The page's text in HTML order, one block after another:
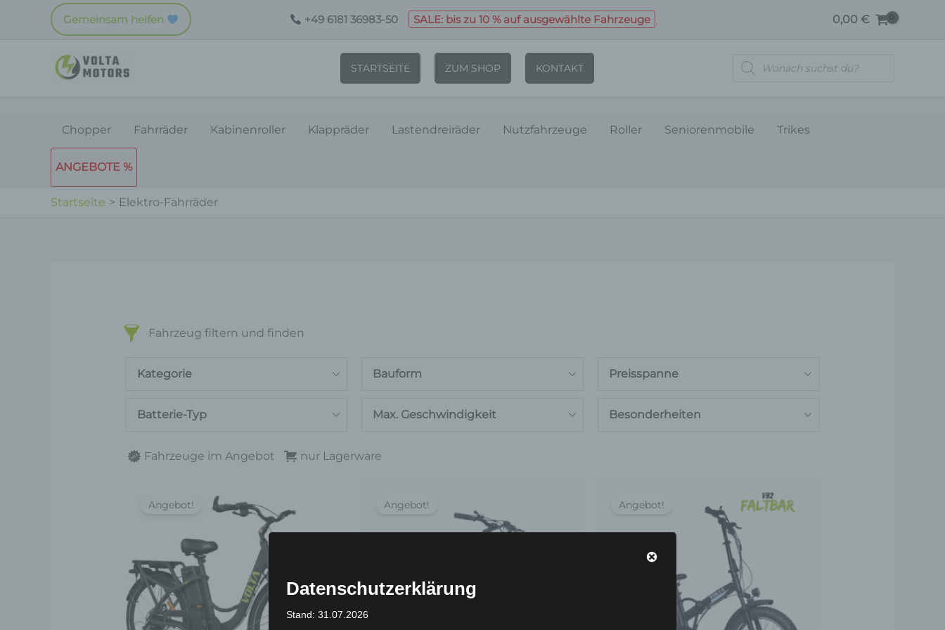
Gemeinsam helfen +49 6181 36983-50 SALE: bis zu 10 % auf ausgewählte Fahrzeuge 0,00 €
STARTSEITE ZUM SHOP KONTAKT
Products
search
Chopper Fahrräder Kabinenroller Klappräder Lastendreiräder Nutzfahrzeuge Roller Seniorenmobile Trikes
ANGEBOTE %
Startseite Elektro-Fahrräder
Fahrzeug filtern und finden
Kategorie Bauform Preisspanne
Batterie-Typ Max. Geschwindigkeit Besonderheiten
Fahrzeuge im Angebot nur Lagerware
Angebot!
Preis
war:
ist:
2.069,00 €.
Angebot!
Preis
war:
ist:
949,00 €.
Angebot!
Preis
war:
699,00 €.
Datenschutzerklärung
Stand: 31.07.2026